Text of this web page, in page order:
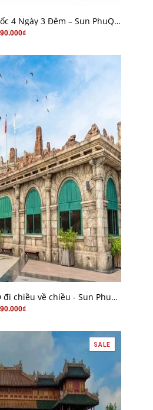
HÀNG Tour Du Lịch Ghép Phú Quốc 4 Ngày 3 Đêm – Sun PhuQuoc Airways
HÀNG Tour Ghép Phú Quốc 4N3Đ đi chiều về chiều - Sun PhuQuoc Airways
SALE